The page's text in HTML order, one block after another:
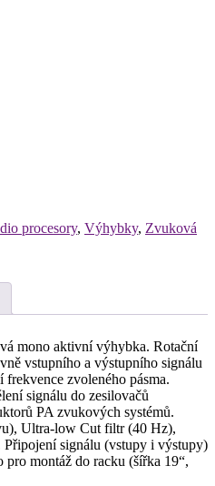
procesory, Výhybky, Zvuková
mono aktivní výhybka. Rotační
vstupního a výstupního signálu
zvoleného pásma.
signálu do zesilovačů
PA zvukových systémů.
Ultra-low Cut filtr (40 Hz),
signálu (vstupy i výstupy)
montáž do racku (šířka 19“,